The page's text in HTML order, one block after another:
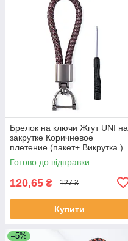
Брелок на ключи Жгут UNI на
закрутке Коричневое
плетение (пакет+ Викрутка )
Готово до відправки
120,65 ₴ 127 ₴
Купити
–5%